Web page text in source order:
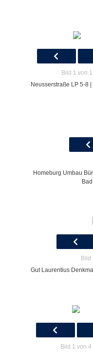
Bild 1 von 1
Neusserstraße LP 5-8
Homeburg Umbau
Bild
Gut Laurentius
Bild 1 von 4